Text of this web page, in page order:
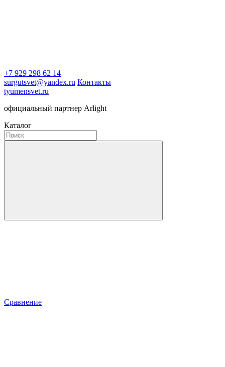
+7 929 298 62 14
surgutsvet@yandex.ru Контакты
tyumensvet.ru
официальный партнер Arlight
Каталог
Сравнение